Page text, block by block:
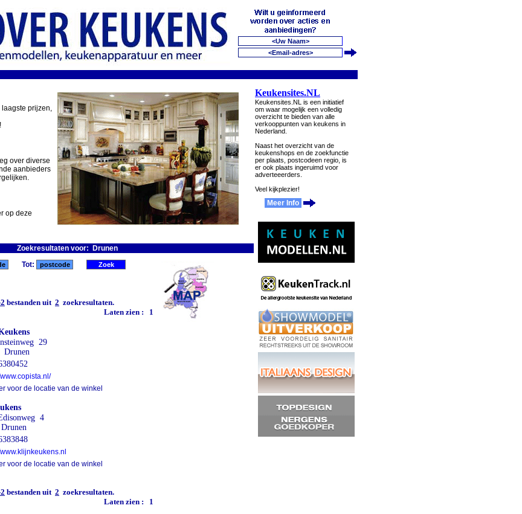
laagste prijzen,
over diverse
aanbieders
op deze
Zoekresultaten voor: Drunen
Tot:
bestanden uit 2 zoekresultaten.
Laten zien :
1
29
Drunen
voor de locatie van de winkel
4
voor de locatie van de winkel
bestanden uit 2 zoekresultaten.
Laten zien :
1
Keukensites.NL
Keukensites.NL is een initiatief
om waar mogelijk een volledig
overzicht te bieden van alle
verkooppunten van keukens in
Nederland.
Naast het overzicht van de
keukenshops en de zoekfunctie
per plaats, postcodeen regio, is
er ook plaats ingeruimd voor
adverteeerders.
Veel kijkplezier!
Meer Info